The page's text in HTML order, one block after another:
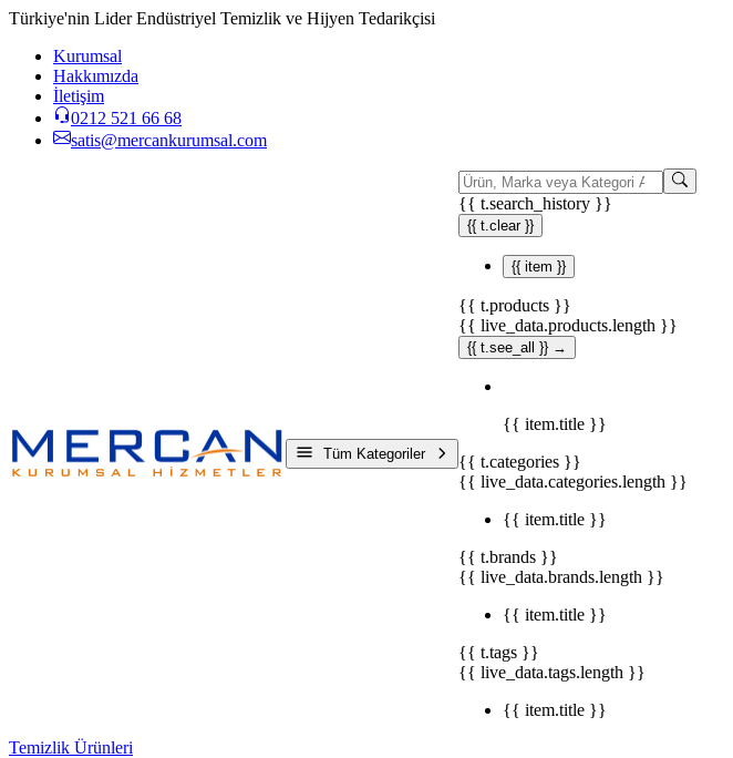
Türkiye'nin Lider Endüstriyel Temizlik ve Hijyen Tedarikçisi
Kurumsal
Hakkımızda
İletişim
0212 521 66 68
satis@mercankurumsal.com
Tüm Kategoriler
{{ t.search_history }}
{{ t.clear }}
{{ item }}
{{ t.products }}
{{ live_data.products.length }}
{{ t.see_all }} →
{{ item.title }}
{{ t.categories }}
{{ live_data.categories.length }}
{{ item.title }}
{{ t.brands }}
{{ live_data.brands.length }}
{{ item.title }}
{{ t.tags }}
{{ live_data.tags.length }}
{{ item.title }}
Temizlik Ürünleri